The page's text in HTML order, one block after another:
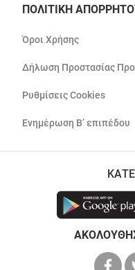
ΠΟΛΙΤΙΚΗ
Όροι Χρήσης
Δήλωση Προστασίας
Ρυθμίσεις Cookies
Ενημέρωση Β’ επιπέδου